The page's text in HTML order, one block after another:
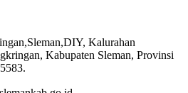
Kalurahan
Kabupaten Sleman, Provinsi